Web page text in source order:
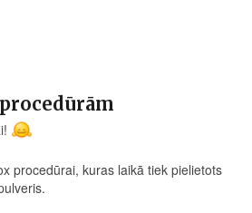
procedūrai, kuras laikā tiek pielietots